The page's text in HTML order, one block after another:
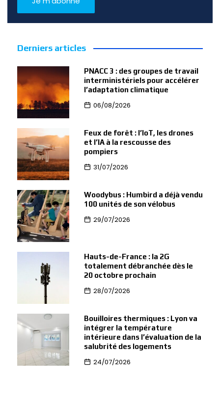
Derniers articles
PNACC 3 : des groupes de travail
interministériels pour accélérer
l’adaptation climatique
06/08/2026
Feux de forêt : l’IoT, les drones
et l’IA à la rescousse des
pompiers
31/07/2026
Woodybus : Humbird a déjà vendu
100 unités de son vélobus
29/07/2026
Hauts-de-France : la 2G
totalement débranchée dès le
20 octobre prochain
28/07/2026
Bouilloires thermiques : Lyon va
intégrer la température
intérieure dans l’évaluation de la
salubrité des logements
24/07/2026